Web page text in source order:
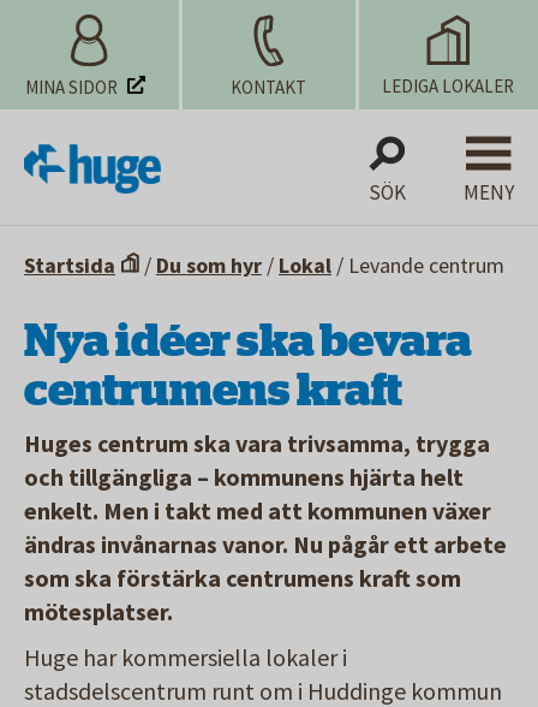
MINA SIDOR KONTAKT LEDIGA LOKALER
SÖK MENY
Startsida / Du som hyr / Lokal / Levande centrum
Nya idéer ska bevara
centrumens kraft
Huges centrum ska vara trivsamma, trygga
och tillgängliga – kommunens hjärta helt
enkelt. Men i takt med att kommunen växer
ändras invånarnas vanor. Nu pågår ett arbete
som ska förstärka centrumens kraft som
mötesplatser.
Huge har kommersiella lokaler i
stadsdelscentrum runt om i Huddinge kommun